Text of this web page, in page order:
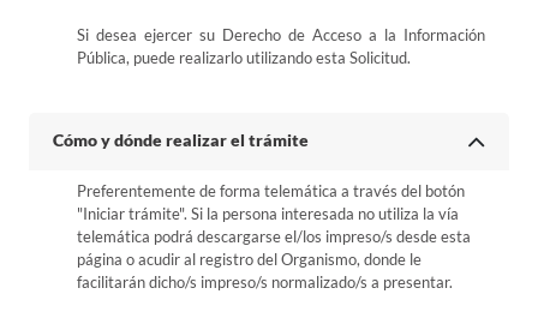
Si desea ejercer su Derecho de Acceso a la Información
Pública, puede realizarlo utilizando esta Solicitud.
Cómo y dónde realizar el trámite
Preferentemente de forma telemática a través del botón
"Iniciar trámite". Si la persona interesada no utiliza la vía
telemática podrá descargarse el/los impreso/s desde esta
página o acudir al registro del Organismo, donde le
facilitarán dicho/s impreso/s normalizado/s a presentar.